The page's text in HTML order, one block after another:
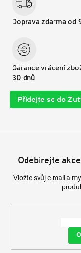
Doprava zdarma od
Garance vrácení
30 dnů
Přidejte se do
Odebírejte
Vložte svůj e-mail a